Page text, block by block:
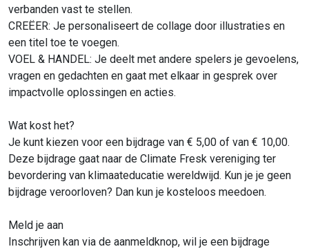
verbanden vast te stellen.
CREËER: Je personaliseert de collage door illustraties en
een titel toe te voegen.
VOEL & HANDEL: Je deelt met andere spelers je gevoelens,
vragen en gedachten en gaat met elkaar in gesprek over
impactvolle oplossingen en acties.
Wat kost het?
Je kunt kiezen voor een bijdrage van € 5,00 of van € 10,00.
Deze bijdrage gaat naar de Climate Fresk vereniging ter
bevordering van klimaateducatie wereldwijd. Kun je je geen
bijdrage veroorloven? Dan kun je kosteloos meedoen.
Meld je aan
Inschrijven kan via de aanmeldknop, wil je een bijdrage